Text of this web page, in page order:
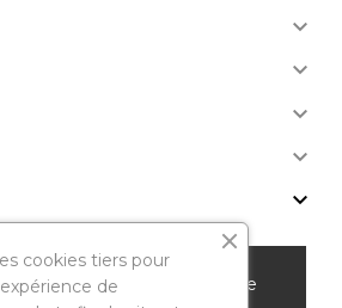
de votre visite sur notre





cookies tiers pour
de